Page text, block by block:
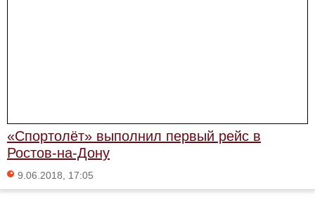
«Спортолёт» выполнил первый рейс в
Ростов-на-Дону
9.06.2018, 17:05